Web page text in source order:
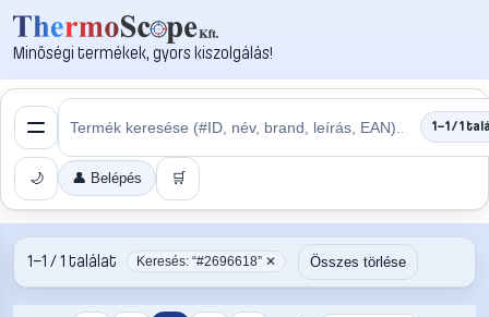
Minőségi termékek, gyors kiszolgálás!
1–1 / 1
🌙 👤 Belépés 🛒
1–1 / 1 találat Keresés: “#2696618” ✕ Összes törlése